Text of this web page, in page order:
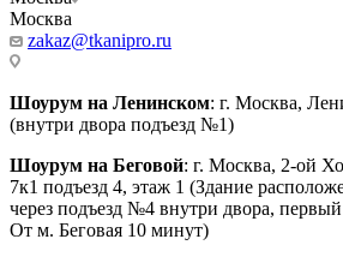
Москва
zakaz@tkanipro.ru
Шоурум на Ленинском: г. Москва,
(внутри двора подъезд №1)
Шоурум на Беговой: г. Москва, 2-ой
7к1 подъезд 4, этаж 1 (Здание
через подъезд №4 внутри двора, первый
От м. Беговая 10 минут)